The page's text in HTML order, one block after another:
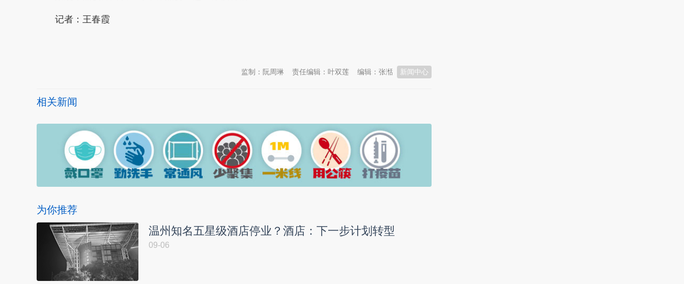
记者：王春霞
新闻中心
编辑：张湉
责任编辑：叶双莲
监制：阮周琳
相关新闻
为你推荐
温州知名五星级酒店停业？酒店：下一步计划转型
09-06